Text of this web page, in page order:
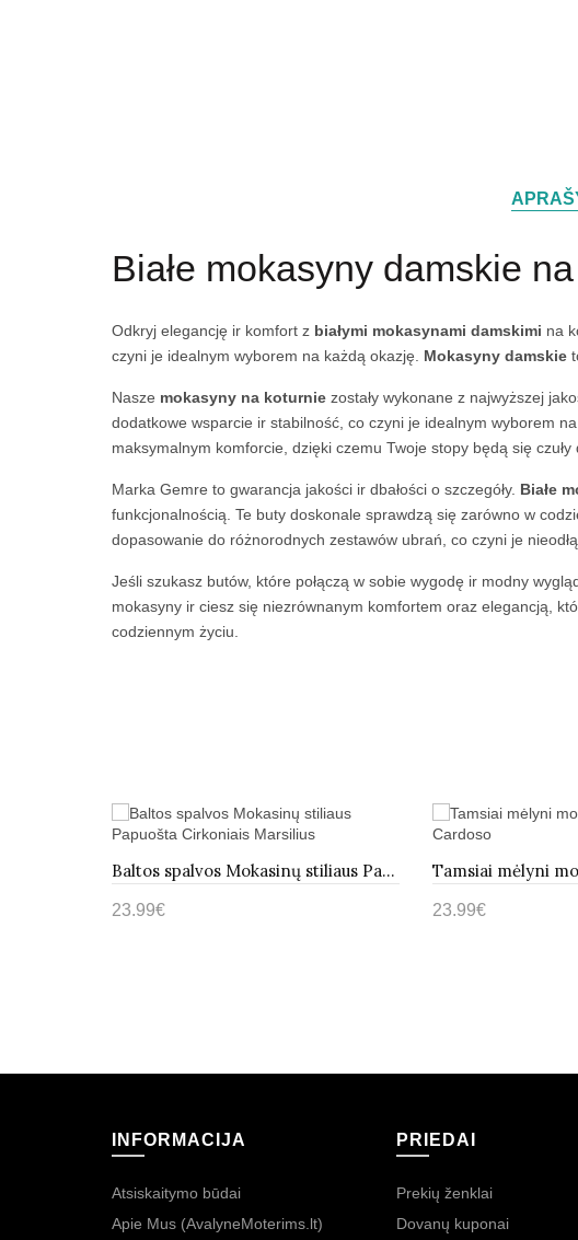
Białe mokasyny damskie
Odkryj elegancję ir komfort z białymi mokasynami damskimi na
czyni je idealnym wyborem na każdą okazję. Mokasyny damskie
Nasze mokasyny na koturnie zostały wykonane z najwyższej
dodatkowe wsparcie ir stabilność, co czyni je idealnym wyborem
maksymalnym komforcie, dzięki czemu Twoje stopy będą się czuły
Marka Gemre to gwarancja jakości ir dbałości o szczegóły. Białe
funkcjonalnością. Te buty doskonale sprawdzą się zarówno w
dopasowanie do różnorodnych zestawów ubrań, co czyni je
Jeśli szukasz butów, które połączą w sobie wygodę ir modny
mokasyny ir ciesz się niezrównanym komfortem oraz elegancją,
codziennym życiu.
Baltos spalvos Mokasinų stiliaus Papuošta Cirkoniais Marsilius
23.99€ 23.99€
INFORMACIJA
Atsiskaitymo būdai
Apie Mus (AvalyneMoterims.lt)
PRIEDAI
Prekių ženklai
Dovanų kuponai